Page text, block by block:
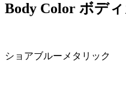
Body Color ボデ
ショアブルーメタリック